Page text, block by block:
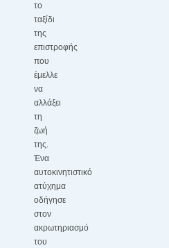
το
ταξίδι
της
επιστροφής
που
έμελλε
να
αλλάξει
τη
ζωή
της.
Ένα
αυτοκινητιστικό
ατύχημα
οδήγησε
στον
ακρωτηριασμό
του